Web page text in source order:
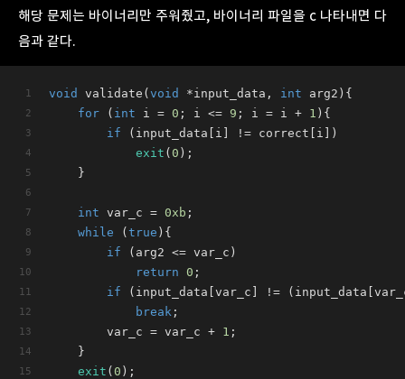
해당 문제는 바이너리만 주워줬고, 바이너리 파일을 c 나타내면 다
음과 같다.
void validate ( void *input_data, int arg2) {
for ( int i = 0 ; i <= 9 ; i = i + 1 ){
if (input_data[i] != correct[i])
exit ( 0 );
    }
int var_c = 0xb ;
while ( true ){
if (arg2 <= var_c)
return 0 ;
if (input_data[var_c] !=
break ;
        var_c = var_c +
1 ;
    }
exit ( 0 );